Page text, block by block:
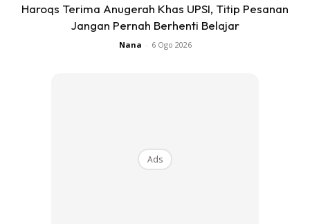
Haroqs Terima Anugerah Khas UPSI, Titip Pesanan
Jangan Pernah Berhenti Belajar
Nana - 6 Ogo 2026
Ads